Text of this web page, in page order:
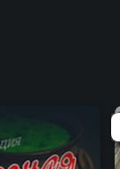
хотят
деньги…